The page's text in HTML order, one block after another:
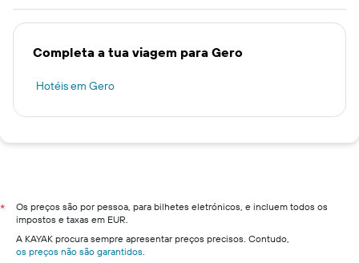
Completa a tua viagem para Gero
Hotéis em Gero
*
Os preços são por pessoa, para bilhetes eletrónicos, e incluem todos os
impostos e taxas em EUR.
A KAYAK procura sempre apresentar preços precisos. Contudo,
os preços não são garantidos.